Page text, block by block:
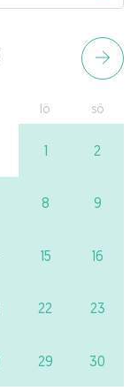
lö sö
1 2
8 9
15 16
22 23
29 30